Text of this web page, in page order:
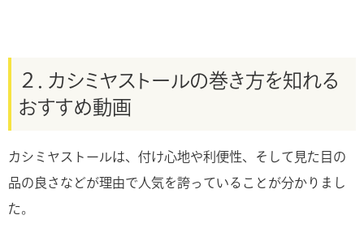
２．カシミヤストールの巻き方を知れる
おすすめ動画
カシミヤストールは、付け心地や利便性、そして見た目の
品の良さなどが理由で人気を誇っていることが分かりまし
た。